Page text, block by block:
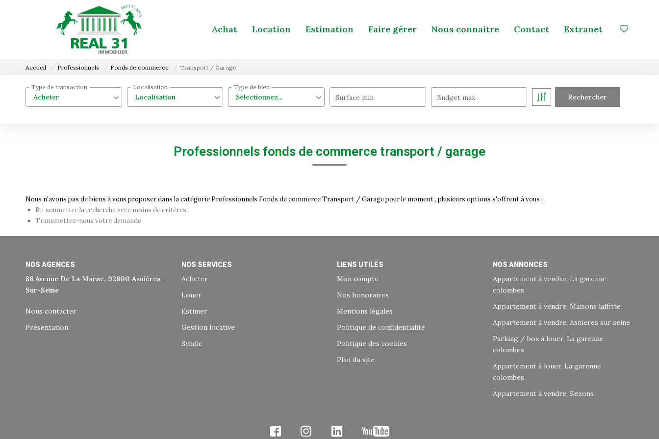
Achat Location Estimation Faire gérer Nous connaitre Contact Extranet
Accueil Professionnels Fonds de commerce Transport / Garage
Acheter
Type de transaction
Localisation
Localisation
Sélectionnez...
Type de bien
Surface min Budget max
Professionnels fonds de commerce transport / garage
Nous n'avons pas de biens à vous proposer dans la catégorie Professionnels Fonds de commerce Transport / Garage pour le moment , plusieurs options s'offrent à vous :
Re-soumettre la recherche avec moins de critères.
Transmettez-nous votre demande
NOS AGENCES
86 Avenue De La Marne, 92600 Asnières-
Sur-Seine
Nous contacter
Présentation
NOS SERVICES
Acheter
Louer
Estimer
Gestion locative
Syndic
LIENS UTILES
Mon compte
Nos honoraires
Mentions légales
Politique de confidentialité
Politique des cookies
Plan du site
NOS ANNONCES
Appartement à vendre, La garenne
colombes
Appartement à vendre, Maisons laffitte
Appartement à vendre, Asnieres sur seine
Parking / box à louer, La garenne
colombes
Appartement à louer, La garenne
colombes
Appartement à vendre, Bezons